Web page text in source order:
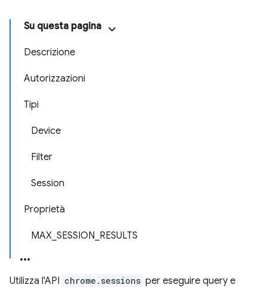
Su questa pagina
Descrizione
Autorizzazioni
Tipi
Device
Filter
Session
Proprietà
MAX_SESSION_RESULTS
Utilizza l'API chrome.sessions per eseguire query e